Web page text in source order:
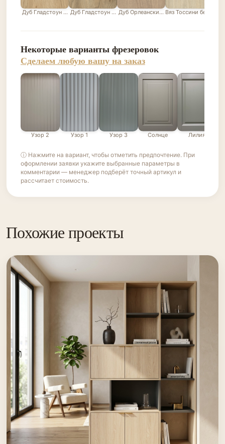
Дуб Гладстоун песочныйДуб Гладстоун серо-бежевыйДуб Орлеанский песочно-бежевый
Вяз Тоссини белый
Некоторые варианты фрезеровок
Сделаем любую вашу на заказ
Узор 2 Узор 1 Узор 3 Солнце Лилия
ⓘ Нажмите на вариант, чтобы отметить предпочтение. При
оформлении заявки укажите выбранные параметры в
комментарии — менеджер подберёт точный артикул и
рассчитает стоимость.
Похожие проекты